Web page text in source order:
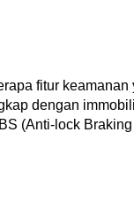
fitur keamanan
dengan
(Anti-lock